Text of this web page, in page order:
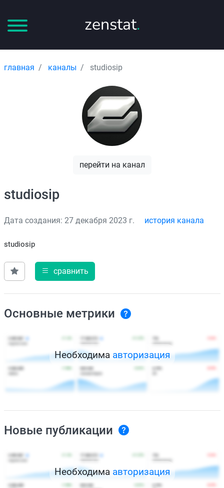
zenstat.
главная каналы studiosip
перейти на канал
studiosip
Дата создания: 27 декабря 2023 г. история канала
studiosip
сравнить
Основные метрики
Необходима авторизация
Новые публикации
Необходима авторизация